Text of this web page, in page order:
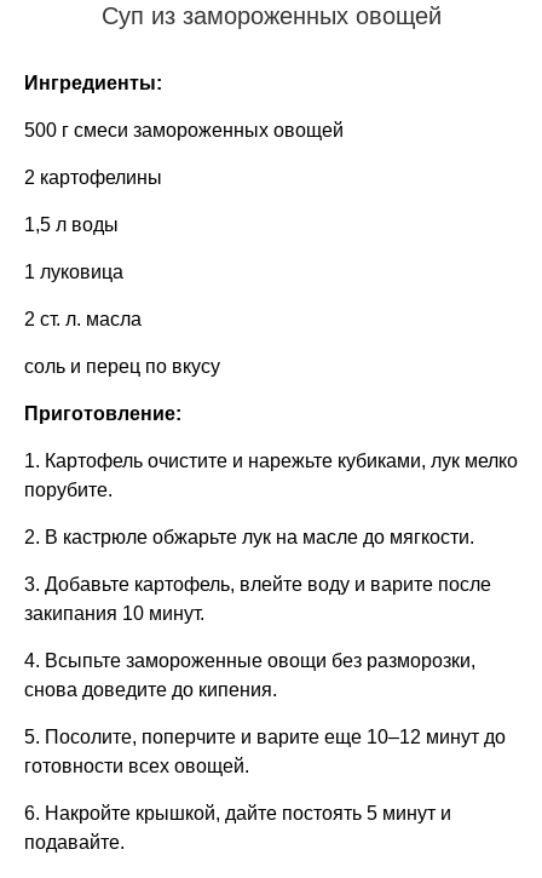
Суп из замороженных овощей
Ингредиенты:
500 г смеси замороженных овощей
2 картофелины
1,5 л воды
1 луковица
2 ст. л. масла
соль и перец по вкусу
Приготовление:
1. Картофель очистите и нарежьте кубиками, лук мелко
порубите.
2. В кастрюле обжарьте лук на масле до мягкости.
3. Добавьте картофель, влейте воду и варите после
закипания 10 минут.
4. Всыпьте замороженные овощи без разморозки,
снова доведите до кипения.
5. Посолите, поперчите и варите еще 10–12 минут до
готовности всех овощей.
6. Накройте крышкой, дайте постоять 5 минут и
подавайте.